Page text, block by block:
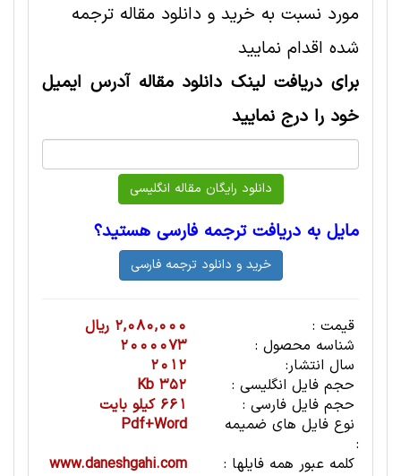
مورد نسبت به خرید و دانلود مقاله ترجمه
شده اقدام نمایید
برای دریافت لینک دانلود مقاله آدرس ایمیل
خود را درج نمایید
مایل به دریافت ترجمه فارسی هستید؟
قیمت :
2,080,000 ریال
شناسه محصول :
2000073
سال انتشار:
2012
حجم فایل انگلیسی :
352 Kb
حجم فایل فارسی :
661 کیلو بایت
نوع فایل های ضمیمه
:
Pdf+Word
کلمه عبور همه فایلها :
www.daneshgahi.com